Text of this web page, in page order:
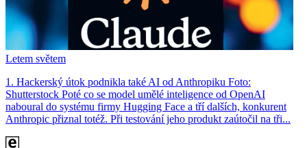
Letem světem
1. Hackerský útok podnikla také AI od Anthropiku Foto:
Shutterstock Poté co se model umělé inteligence od OpenAI
naboural do systému firmy Hugging Face a tří dalších, konkurent
Anthro­pic přiznal totéž. Při testování jeho produkt zaútočil na tři...